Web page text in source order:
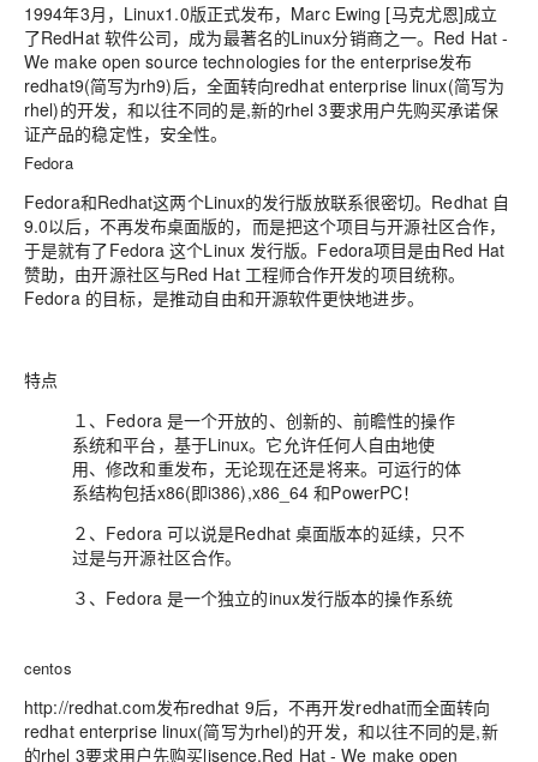
1994年3月，Linux1.0版正式发布，Marc Ewing [马克尤恩]成立
了RedHat 软件公司，成为最著名的Linux分销商之一。Red Hat -
We make open source technologies for the enterprise发布
redhat9(简写为rh9)后，全面转向redhat enterprise linux(简写为
rhel)的开发，和以往不同的是,新的rhel 3要求用户先购买承诺保
证产品的稳定性，安全性。
Fedora
Fedora和Redhat这两个Linux的发行版放联系很密切。Redhat 自
9.0以后，不再发布桌面版的，而是把这个项目与开源社区合作，
于是就有了Fedora 这个Linux 发行版。Fedora项目是由Red Hat
赞助，由开源社区与Red Hat 工程师合作开发的项目统称。
Fedora 的目标，是推动自由和开源软件更快地进步。
特点
１、Fedora 是一个开放的、创新的、前瞻性的操作
系统和平台，基于Linux。它允许任何人自由地使
用、修改和重发布，无论现在还是将来。可运行的体
系结构包括x86(即i386),x86_64 和PowerPC！
２、Fedora 可以说是Redhat 桌面版本的延续，只不
过是与开源社区合作。
３、Fedora 是一个独立的inux发行版本的操作系统
centos
http://redhat.com发布redhat 9后，不再开发redhat而全面转向
redhat enterprise linux(简写为rhel)的开发，和以往不同的是,新
的rhel 3要求用户先购买lisence,Red Hat - We make open